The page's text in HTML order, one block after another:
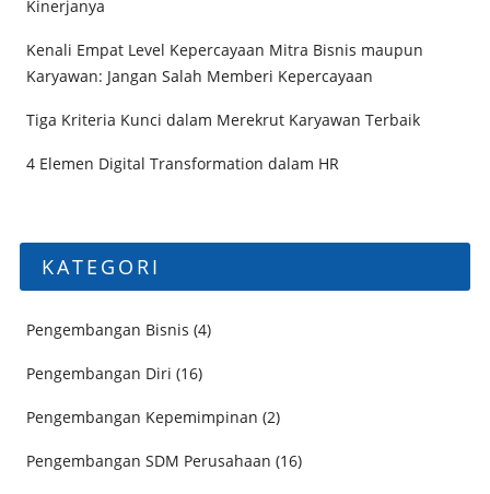
Kinerjanya
Kenali Empat Level Kepercayaan Mitra Bisnis maupun
Karyawan: Jangan Salah Memberi Kepercayaan
Tiga Kriteria Kunci dalam Merekrut Karyawan Terbaik
4 Elemen Digital Transformation dalam HR
KATEGORI
Pengembangan Bisnis (4)
Pengembangan Diri (16)
Pengembangan Kepemimpinan (2)
Pengembangan SDM Perusahaan (16)